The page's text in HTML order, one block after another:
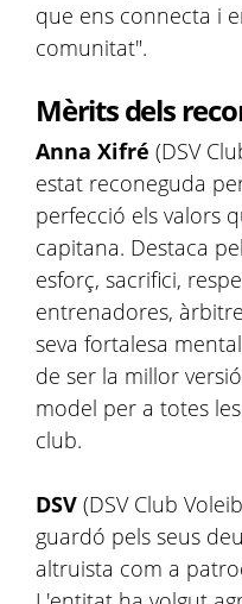
que ens connecta i
comunitat".
Mèrits dels
Anna Xifré (DSV
estat reconeguda
perfecció els valors
capitana. Destaca
esforç, sacrifici,
entrenadores,
seva fortalesa
de ser la millor
model per a totes
club.
DSV (DSV Club
guardó pels seus
altruista com a